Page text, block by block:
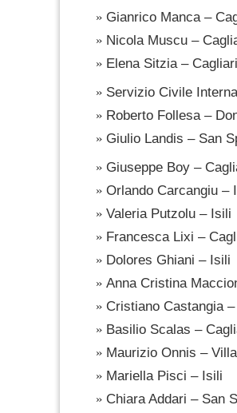
Gianrico Manca –
Nicola Muscu –
Elena Sitzia – Cagliari
Servizio Civile
Roberto Follesa –
Giulio Landis – San
Giuseppe Boy –
Orlando Carcangiu –
Valeria Putzolu – Isili
Francesca Lixi –
Dolores Ghiani – Isili
Anna Cristina
Cristiano Castangia
Basilio Scalas –
Maurizio Onnis –
Mariella Pisci – Isili
Chiara Addari – San